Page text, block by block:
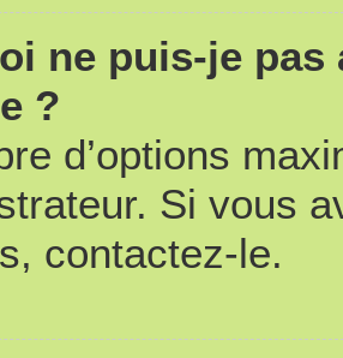
ne puis-je
?
d’options
Si vous
contactez-le.